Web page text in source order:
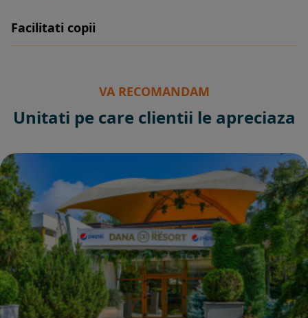
Facilitati copii
VA RECOMANDAM
Unitati pe care clientii le apreciaza